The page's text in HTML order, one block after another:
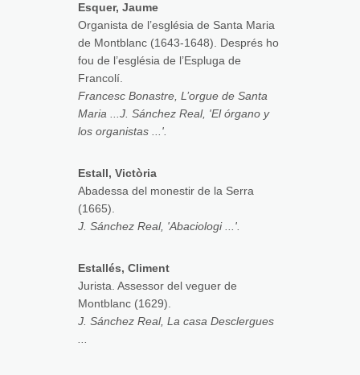
Esquer, Jaume
Organista de l’església de Santa Maria
de Montblanc (1643-1648). Després ho
fou de l’església de l’Espluga de
Francolí.
Francesc Bonastre, L’orgue de Santa
Maria ...J. Sánchez Real, 'El órgano y
los organistas ...'.
Estall, Victòria
Abadessa del monestir de la Serra
(1665).
J. Sánchez Real, 'Abaciologi ...'.
Estallés, Climent
Jurista. Assessor del veguer de
Montblanc (1629).
J. Sánchez Real, La casa Desclergues
...